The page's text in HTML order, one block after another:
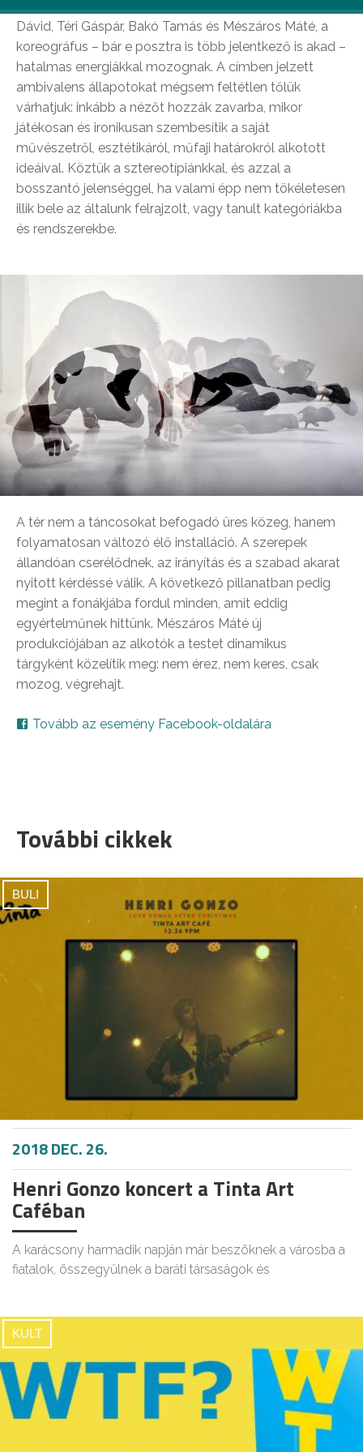
és merre néz a színpad, melyen Kelemen Patrik, Mikó
Dávid, Téri Gáspár, Bakó Tamás és Mészáros Máté, a
koreográfus – bár e posztra is több jelentkező is akad –
hatalmas energiákkal mozognak. A címben jelzett
ambivalens állapotokat mégsem feltétlen tőlük
várhatjuk: inkább a nézőt hozzák zavarba, mikor
játékosan és ironikusan szembesítik a saját
művészetről, esztétikáról, műfaji határokról alkotott
ideáival. Köztük a sztereotípiánkkal, és azzal a
bosszantó jelenséggel, ha valami épp nem tökéletesen
illik bele az általunk felrajzolt, vagy tanult kategóriákba
és rendszerekbe.
A tér nem a táncosokat befogadó üres közeg, hanem
folyamatosan változó élő installáció. A szerepek
állandóan cserélődnek, az irányítás és a szabad akarat
nyitott kérdéssé válik. A következő pillanatban pedig
megint a fonákjába fordul minden, amit eddig
egyértelműnek hittünk. Mészáros Máté új
produkciójában az alkotók a testet dinamikus
tárgyként közelítik meg: nem érez, nem keres, csak
mozog, végrehajt.
Tovább az esemény Facebook-oldalára
További cikkek
BULI
2018 DEC. 26.
Henri Gonzo koncert a Tinta Art
Caféban
A karácsony harmadik napján már beszöknek a városba a
fiatalok, összegyűlnek a baráti társaságok és
KULT